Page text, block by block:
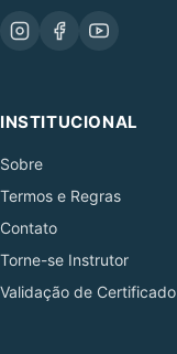
INSTITUCIONAL
Sobre
Termos e Regras
Contato
Torne-se Instrutor
Validação de Certificado